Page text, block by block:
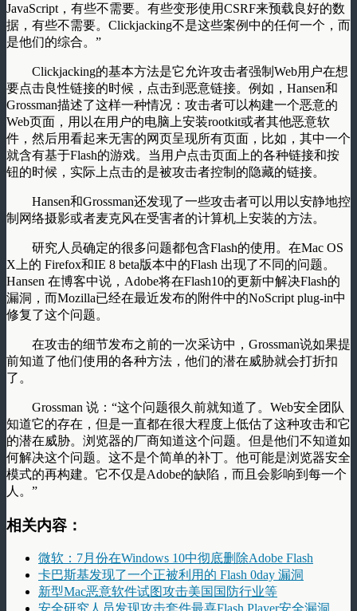
JavaScript，有些不需要。有些变形使用CSRF来预载良好的数
据，有些不需要。Clickjacking不是这些案例中的任何一个，而
是他们的综合。”
Clickjacking的基本方法是它允许攻击者强制Web用户在想
要点击良性链接的时候，点击到恶意链接。例如，Hansen和
Grossman描述了这样一种情况：攻击者可以构建一个恶意的
Web页面，用以在用户的电脑上安装rootkit或者其他恶意软
件，然后用看起来无害的网页呈现所有页面，比如，其中一个
就含有基于Flash的游戏。当用户点击页面上的各种链接和按
钮的时候，实际上点击的是被攻击者控制的隐藏的链接。
Hansen和Grossman还发现了一些攻击者可以用以安静地控
制网络摄影或者麦克风在受害者的计算机上安装的方法。
研究人员确定的很多问题都包含Flash的使用。在Mac OS
X上的 Firefox和IE 8 beta版本中的Flash 出现了不同的问题。
Hansen 在博客中说，Adobe将在Flash10的更新中解决Flash的
漏洞，而Mozilla已经在最近发布的附件中的NoScript plug-in中
修复了这个问题。
在攻击的细节发布之前的一次采访中，Grossman说如果提
前知道了他们使用的各种方法，他们的潜在威胁就会打折扣
了。
Grossman 说：“这个问题很久前就知道了。Web安全团队
知道它的存在，但是一直都在很大程度上低估了这种攻击和它
的潜在威胁。浏览器的厂商知道这个问题。但是他们不知道如
何解决这个问题。这不是个简单的补丁。他可能是浏览器安全
模式的再构建。它不仅是Adobe的缺陷，而且会影响到每一个
人。”
相关内容：
微软：7月份在Windows 10中彻底删除Adobe Flash
卡巴斯基发现了一个正被利用的 Flash 0day 漏洞
新型Mac恶意软件试图攻击美国国防行业等